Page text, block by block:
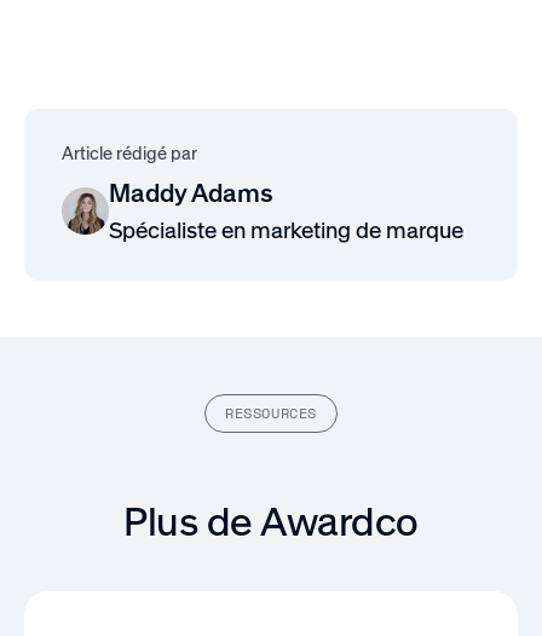
Article rédigé par
Maddy Adams
Spécialiste en marketing de marque
RESSOURCES
Plus de Awardco